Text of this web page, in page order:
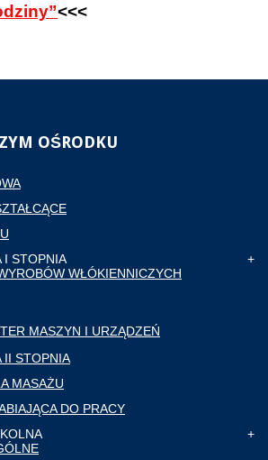
<<<
OŚRODKU
I STOPNIA
WŁÓKIENNICZYCH
MASZYN I URZĄDZEŃ
II STOPNIA
MASAŻU
DO PRACY